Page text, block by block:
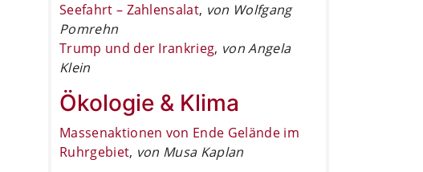
Seefahrt – Zahlensalat, von Wolfgang
Pomrehn
Trump und der Irankrieg, von Angela
Klein
Ökologie & Klima
Massenaktionen von Ende Gelände im
Ruhrgebiet, von Musa Kaplan